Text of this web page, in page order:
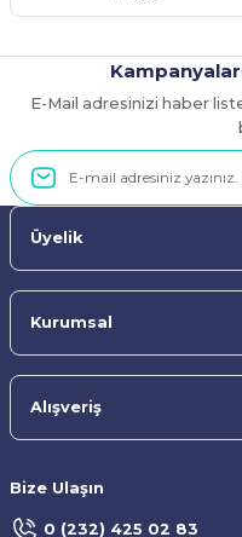
E-Mail adresinizi haber
Üyelik
Kurumsal
Alışveriş
Bize Ulaşın
0 (232) 425 02 83